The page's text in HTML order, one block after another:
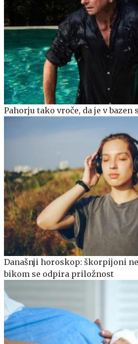
Pahorju tako vroče, da je v
Današnji horoskop: škorpijoni
bikom se odpira priložnost